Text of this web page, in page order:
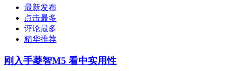
最新发布
点击最多
评论最多
精华推荐
刚入手菱智M5 看中实用性